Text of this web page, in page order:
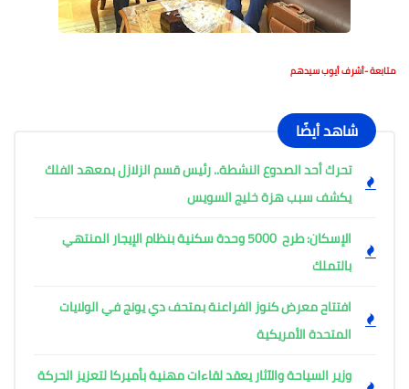
متابعة -أشرف أيوب سيدهم
شاهد أيضًا
تحرك أحد الصدوع النشطة.. رئيس قسم الزلازل بمعهد الفلك
يكشف سبب هزة خليج السويس
الإسكان: طرح 5000 وحدة سكنية بنظام الإيجار المنتهي
بالتملك
افتتاح معرض كنوز الفراعنة بمتحف دي يونج في الولايات
المتحدة الأمريكية
وزير السياحة والآثار يعقد لقاءات مهنية بأميركا لتعزيز الحركة